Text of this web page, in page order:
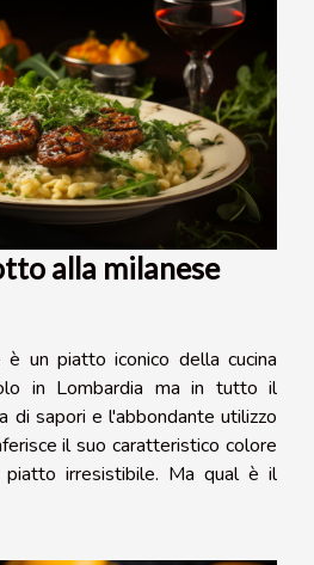
alla milanese
un piatto iconico della cucina
in Lombardia ma in tutto il
di sapori e l'abbondante utilizzo
il suo caratteristico colore
irresistibile. Ma qual è il